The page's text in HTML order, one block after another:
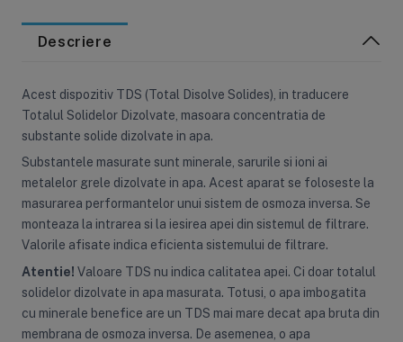
Descriere
Acest dispozitiv TDS (Total Disolve Solides), in traducere
Totalul Solidelor Dizolvate, masoara concentratia de
substante solide dizolvate in apa.
Substantele masurate sunt minerale, sarurile si ioni ai
metalelor grele dizolvate in apa. Acest aparat se foloseste la
masurarea performantelor unui sistem de osmoza inversa. Se
monteaza la intrarea si la iesirea apei din sistemul de filtrare.
Valorile afisate indica eficienta sistemului de filtrare.
Atentie! Valoare TDS nu indica calitatea apei. Ci doar totalul
solidelor dizolvate in apa masurata. Totusi, o apa imbogatita
cu minerale benefice are un TDS mai mare decat apa bruta din
membrana de osmoza inversa. De asemenea, o apa